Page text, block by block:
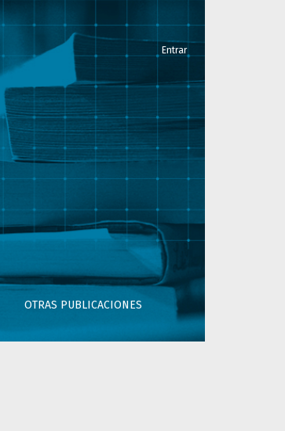
OTRAS PUBLICACIONES
Entrar